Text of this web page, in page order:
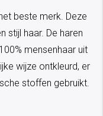
beste merk. Deze
stijl haar. De haren
mensenhaar uit
wijze ontkleurd, er
stoffen gebruikt.